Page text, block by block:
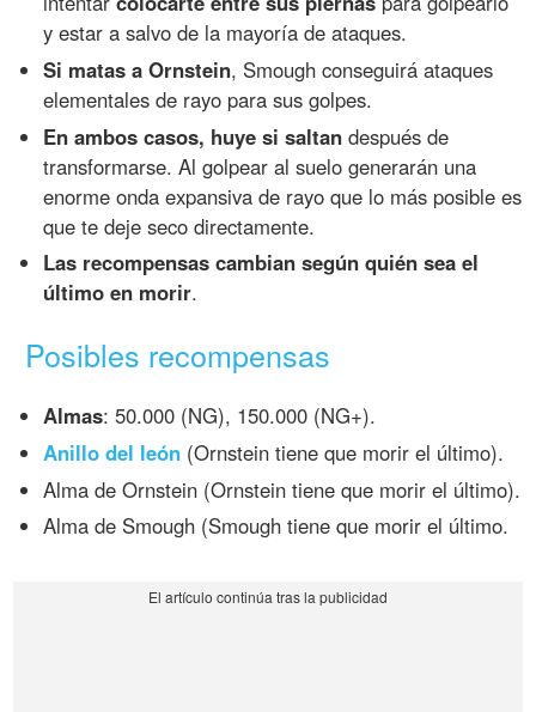
y estar a salvo de la mayoría de ataques.
Si matas a Ornstein, Smough conseguirá ataques
elementales de rayo para sus golpes.
En ambos casos, huye si saltan después de
transformarse. Al golpear al suelo generarán una
enorme onda expansiva de rayo que lo más posible es
que te deje seco directamente.
Las recompensas cambian según quién sea el
último en morir.
Posibles recompensas
Almas: 50.000 (NG), 150.000 (NG+).
Anillo del león (Ornstein tiene que morir el último).
Alma de Ornstein (Ornstein tiene que morir el último).
Alma de Smough (Smough tiene que morir el último.